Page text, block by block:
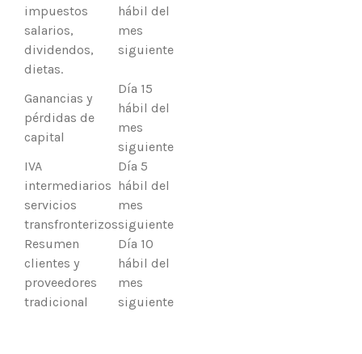
impuestos
salarios,
dividendos,
dietas.
hábil del
mes
siguiente
Ganancias y
pérdidas de
capital
Día 15
hábil del
mes
siguiente
IVA
intermediarios
servicios
transfronterizos
Día 5
hábil del
mes
siguiente
Resumen
clientes y
proveedores
tradicional
Día 10
hábil del
mes
siguiente